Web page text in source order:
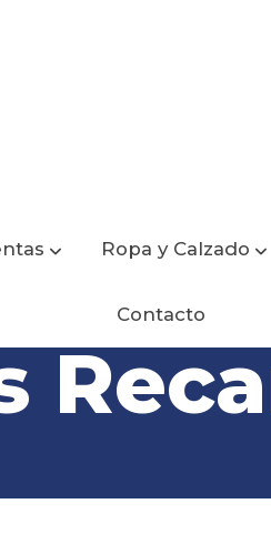
Ropa y Calzado
Contacto